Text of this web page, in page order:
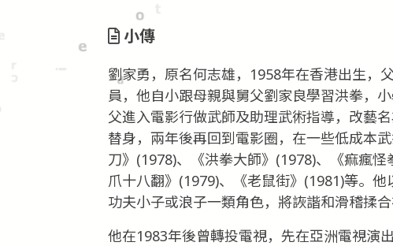
小傳
劉家勇，原名何志雄，1958年在香港出生，
員，他自小跟母親與舅父劉家良學習洪拳，
父進入電影行做武師及助理武術指導，改藝
替身，兩年後再回到電影圈，在一些低成本
刀》(1978)、《洪拳大師》(1978)、《痲瘋
爪十八翻》(1979)、《老鼠街》(1981)等。
功夫小子或浪子一類角色，將詼諧和滑稽揉合
他在1983年後曾轉投電視，先在亞洲電視演